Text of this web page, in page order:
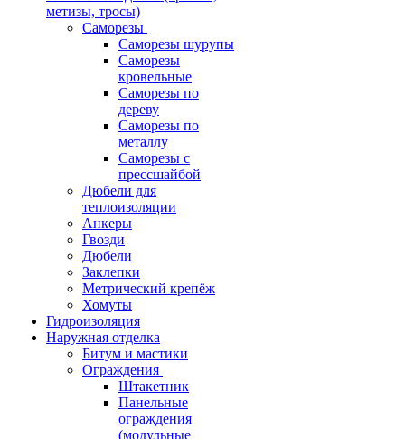
метизы, тросы)
Саморезы
Саморезы шурупы
Саморезы
кровельные
Саморезы по
дереву
Саморезы по
металлу
Саморезы с
прессшайбой
Дюбели для
теплоизоляции
Анкеры
Гвозди
Дюбели
Заклепки
Метрический крепёж
Хомуты
Гидроизоляция
Наружная отделка
Битум и мастики
Ограждения
Штакетник
Панельные
ограждения
(модульные